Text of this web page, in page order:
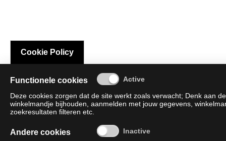
Cookie Policy
Functionele cookies
Deze cookies zorgen dat de site werkt zoals verwacht; Denk aan
winkelmandje bijhouden, aanmelden met jouw gegevens,
zoekresultaten filteren etc.
Andere cookies